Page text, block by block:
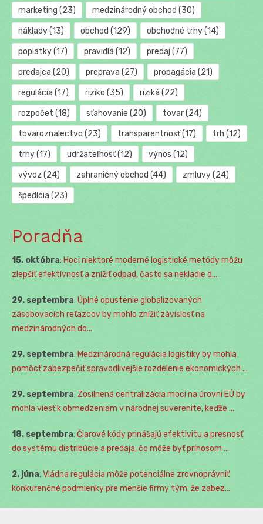
marketing (23) medzinárodný obchod (30)
náklady(13) obchod (129) obchodné trhy(14)
poplatky(17) pravidlá (12) predaj (77)
predajca (20) preprava (27) propagácia (21)
regulácia (17) riziko (35) riziká (22)
rozpočet (18) sťahovanie (20) tovar(24)
tovaroznalectvo (23) transparentnosť(17) trh (12)
trhy(17) udržateľnosť(12) výnos (12)
vývoz (24) zahraničný obchod (44) zmluvy(24)
špedícia (23)
Poradňa
15. októbra: Hoci niektoré moderné logistické metódy môžu
zlepšiť efektívnosť a znížiť odpad, často sa nekladie d...
29. septembra: Úplné opustenie globalizovaných
zásobovacích reťazcov by mohlo znížiť závislosť na
medzinárodných do...
29. septembra: Medzinárodná regulácia logistiky by mohla
pomôcť zabezpečiť spravodlivejšie rozdelenie ekonomických ...
29. septembra: Zosilnená centralizácia moci na úrovni EÚ by
mohla viesť k obmedzeniam v národnej suverenite, keďže ...
18. septembra: Čiarové kódy prinášajú efektivitu a presnosť
do systému distribúcie a predaja, čo môže byť prínosom ...
2. júna: Vládna regulácia môže potenciálne zrovnoprávniť
konkurenčné podmienky pre menšie firmy tým, že zabez...